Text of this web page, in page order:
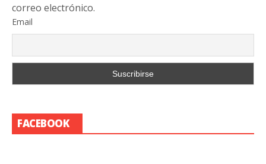
correo electrónico.
Email
FACEBOOK